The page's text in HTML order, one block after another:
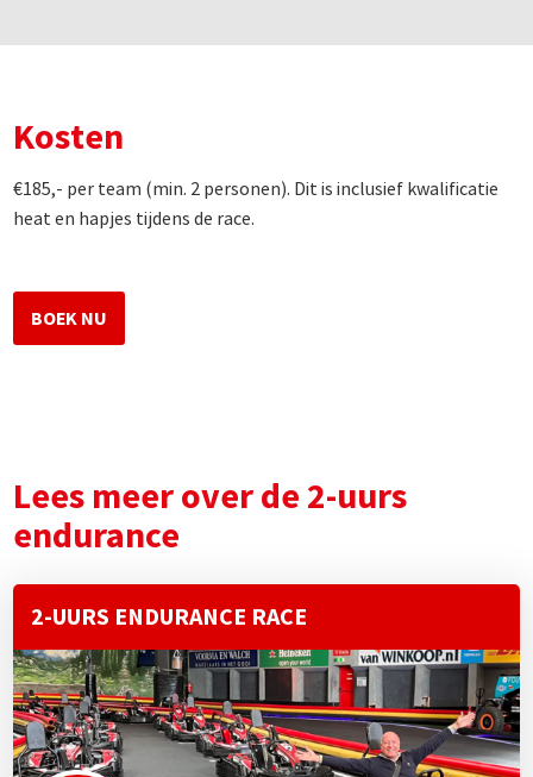
Kosten
€185,- per team (min. 2 personen). Dit is inclusief kwalificatie
heat en hapjes tijdens de race.
BOEK NU
Lees meer over de 2-uurs
endurance
2-UURS ENDURANCE RACE